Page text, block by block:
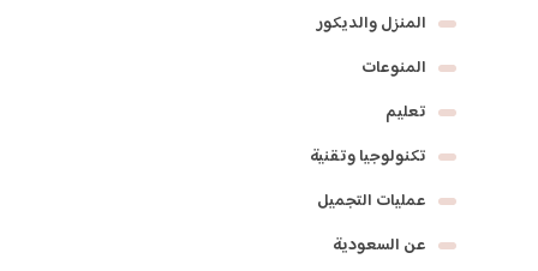
المنزل والديكور
المنوعات
تعليم
تكنولوجيا وتقنية
عمليات التجميل
عن السعودية